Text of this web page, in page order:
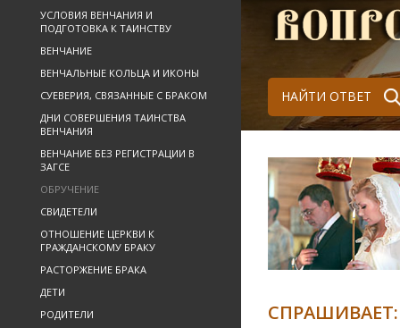
УСЛОВИЯ ВЕНЧАНИЯ И
ПОДГОТОВКА К ТАИНСТВУ
ВЕНЧАНИЕ
ВЕНЧАЛЬНЫЕ КОЛЬЦА И ИКОНЫ
СУЕВЕРИЯ, СВЯЗАННЫЕ С БРАКОМ
ДНИ СОВЕРШЕНИЯ ТАИНСТВА
ВЕНЧАНИЯ
ВЕНЧАНИЕ БЕЗ РЕГИСТРАЦИИ В
ЗАГСЕ
ОБРУЧЕНИЕ
СВИДЕТЕЛИ
ОТНОШЕНИЕ ЦЕРКВИ К
ГРАЖДАНСКОМУ БРАКУ
РАСТОРЖЕНИЕ БРАКА
ДЕТИ
РОДИТЕЛИ
НАЙТИ ОТВЕТ
СПРАШИВАЕТ: